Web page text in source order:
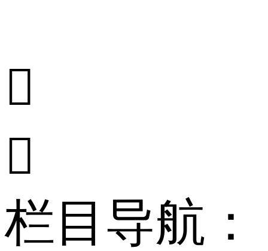


栏目导航：